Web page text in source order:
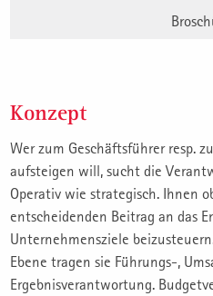
Konzept
Wer zum Geschäftsführer resp.
aufsteigen will, sucht die
Operativ wie strategisch. Ihnen
entscheidenden Beitrag an das
Unternehmensziele
Ebene tragen sie Führungs-,
Ergebnisverantwortung.